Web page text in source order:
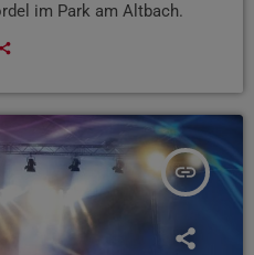
im Park am Altbach.
insert_link